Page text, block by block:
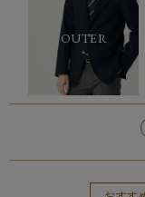
OUTER